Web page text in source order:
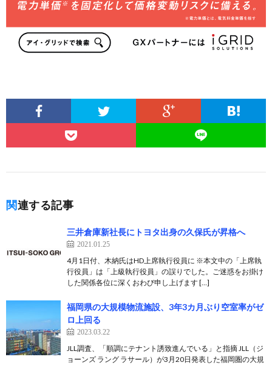
関連する記事
三井倉庫新社長にトヨタ出身の久保氏が昇格へ
2021.01.25
4月1日付、木納氏はHD上席執行役員に ※本文中の「上席執
行役員」は「上級執行役員」の誤りでした。ご迷惑をお掛け
した関係各位に深くおわび申し上げます […]
福岡県の大規模物流施設、3年3カ月ぶり空室率がゼ
ロ上回る
2023.03.22
JLL調査、「順調にテナント誘致進んでいる」と指摘 JLL（ジ
ョーンズ ラング ラサール）が3月20日発表した福岡圏の大規